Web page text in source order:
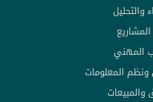
والتحليل
المهني
ونظم المعلومات
والمبيعات